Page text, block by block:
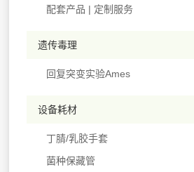
配套产品 | 定制服务
遗传毒理
回复突变实验Ames
设备耗材
丁腈/乳胶手套
菌种保藏管